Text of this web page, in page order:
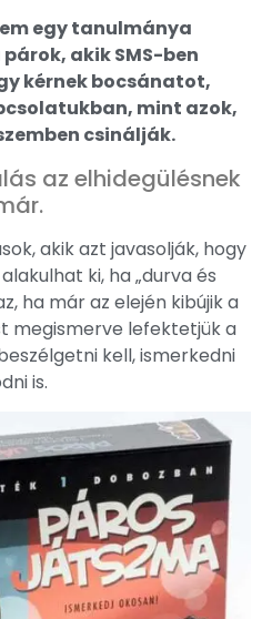
egy tanulmánya
akik SMS-ben
kérnek bocsánatot,
mint azok,
csinálják.
az elhidegülésnek
akik azt javasolják, hogy
ki, ha „durva és
ha már az elején kibújik a
megismerve lefektetjük a
kell, ismerkedni
is.